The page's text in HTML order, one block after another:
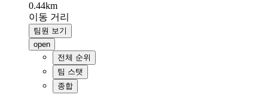
0.44km
이동 거리
팀원 보기
open
전체 순위
팀 스탯
종합